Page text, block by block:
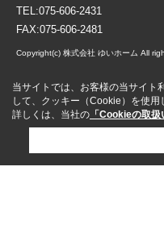
TEL:075-606-2431
FAX:075-606-2481
Copyright(c) 株式会社 ゆいホーム All
当サイトでは、お客様の当サイト
して、クッキー（Cookie）を使用
詳しくは、当社の 「Cookieの取扱